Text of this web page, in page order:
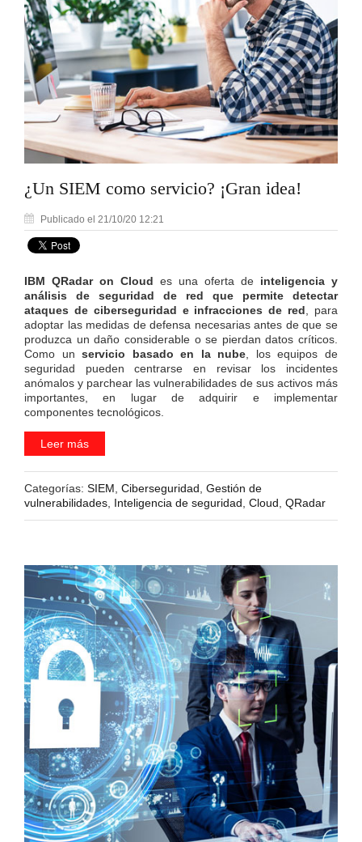
¿Un SIEM como servicio? ¡Gran idea!
Publicado el 21/10/20 12:21
IBM QRadar on Cloud es una oferta de inteligencia y
análisis de seguridad de red que permite detectar
ataques de ciberseguridad e infracciones de red, para
adoptar las medidas de defensa necesarias antes de que se
produzca un daño considerable o se pierdan datos críticos.
Como unservicio basado en la nube, los equipos de
seguridad pueden centrarse en revisar los incidentes
anómalos y parchear las vulnerabilidades de sus activos más
importantes, en lugar de adquirir e implementar
componentes tecnológicos.
Leer más
Categorías: SIEM, Ciberseguridad, Gestión de
vulnerabilidades, Inteligencia de seguridad, Cloud, QRadar